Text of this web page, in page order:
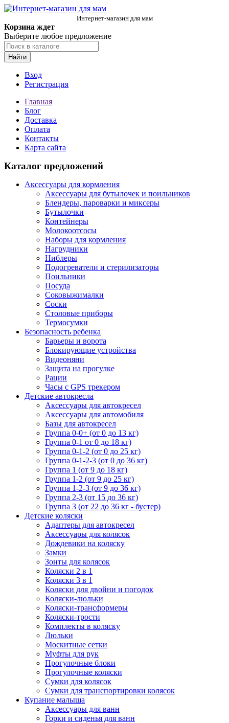
Интернет-магазин для мам
Корзина ждет
Выберите любое предложение
Найти
Вход
Регистрация
Главная
Блог
Доставка
Оплата
Контакты
Карта сайта
Каталог предложений
Аксессуары для кормления
Аксессуары для бутылочек и поильников
Блендеры, пароварки и миксеры
Бутылочки
Контейнеры
Молокоотсосы
Наборы для кормления
Нагрудники
Ниблеры
Подогреватели и стерилизаторы
Поильники
Посуда
Соковыжималки
Соски
Столовые приборы
Термосумки
Безопасность ребенка
Барьеры и ворота
Блокирующие устройства
Видеоняни
Защита на прогулке
Рации
Часы с GPS трекером
Детские автокресла
Аксессуары для автокресел
Аксессуары для автомобиля
Базы для автокресел
Группа 0-0+ (от 0 до 13 кг)
Группа 0-1 от 0 до 18 кг)
Группа 0-1-2 (от 0 до 25 кг)
Группа 0-1-2-3 (от 0 до 36 кг)
Группа 1 (от 9 до 18 кг)
Группа 1-2 (от 9 до 25 кг)
Группа 1-2-3 (от 9 до 36 кг)
Группа 2-3 (от 15 до 36 кг)
Группа 3 (от 22 до 36 кг - бустер)
Детские коляски
Адаптеры для автокресел
Аксессуары для колясок
Дождевики на коляску
Замки
Зонты для колясок
Коляски 2 в 1
Коляски 3 в 1
Коляски для двойни и погодок
Коляски-люльки
Коляски-трансформеры
Коляски-трости
Комплекты в коляску
Люльки
Москитные сетки
Муфты для рук
Прогулочные блоки
Прогулочные коляски
Сумки для колясок
Сумки для транспортировки колясок
Купание малыша
Аксессуары для ванн
Горки и сиденья для ванн